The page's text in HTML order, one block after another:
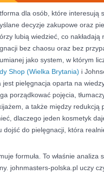
dla osób, które interesują
decyzje zakupowe oraz
lubią wiedzieć, co nakładają
bez chaosu oraz bez
jako system, w którym
Shop (Wielka Brytania) i
pielęgnacja oparta na
porządkować pojęcia,
a także między redukcją
dlaczego jeden kosmetyk
dojść do pielęgnacji, która
formuła. To właśnie analiza
johnmasters-polska.pl uczy